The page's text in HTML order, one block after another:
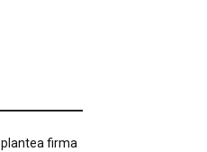
firma